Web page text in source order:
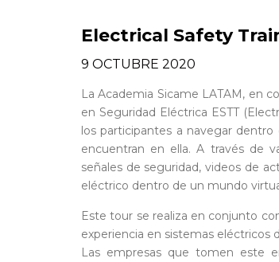
Electrical Safety
9 OCTUBRE 2020
La Academia Sicame LATAM, en
en Seguridad Eléctrica ESTT
los participantes a navegar
encuentran en ella. A través de
señales de seguridad, videos de
eléctrico dentro de un mundo
Este tour se realiza en conjunto
experiencia en sistemas eléctricos
Las empresas que tomen este